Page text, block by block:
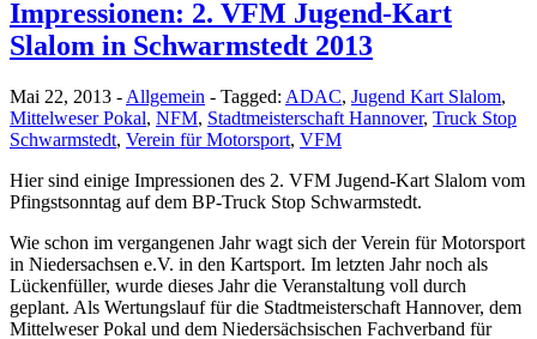
Impressionen: 2. VFM Jugend-Kart
Slalom in Schwarmstedt 2013
Mai 22, 2013 - Allgemein - Tagged: ADAC, Jugend Kart Slalom,
Mittelweser Pokal, NFM, Stadtmeisterschaft Hannover, Truck Stop
Schwarmstedt, Verein für Motorsport, VFM
Hier sind einige Impressionen des 2. VFM Jugend-Kart Slalom vom
Pfingstsonntag auf dem BP-Truck Stop Schwarmstedt.
Wie schon im vergangenen Jahr wagt sich der Verein für Motorsport
in Niedersachsen e.V. in den Kartsport. Im letzten Jahr noch als
Lückenfüller, wurde dieses Jahr die Veranstaltung voll durch
geplant. Als Wertungslauf für die Stadtmeisterschaft Hannover, dem
Mittelweser Pokal und dem Niedersächsischen Fachverband für